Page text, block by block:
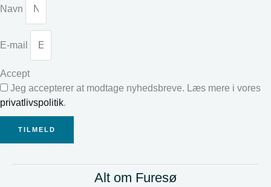
Navn
E-mail
Accept
Jeg accepterer at modtage nyhedsbreve. Læs mere i vores
privatlivspolitik.
TILMELD
Alt om Furesø